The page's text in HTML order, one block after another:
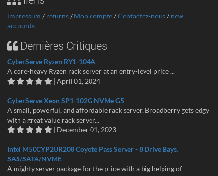
impressum / returns/ Mon compte/Contactez-nous/ new
accounts
Dernières Critiques
CyberServe Ryzen RY1-104A
A core-heavy Ryzen rack server at an entry-level price ...
| April 01, 2024
CyberServe Xeon SP1-102G NVMe G5
A small, powerful, and affordable rack server. Broadberry gets edgy
with a great value rack server...
| December 01, 2023
Intel M50CYP2UR208 Coyote Pass Server - 8 Drive Bays.
SAS/SATA/NVME
A mighty server package for the price with a big helping of